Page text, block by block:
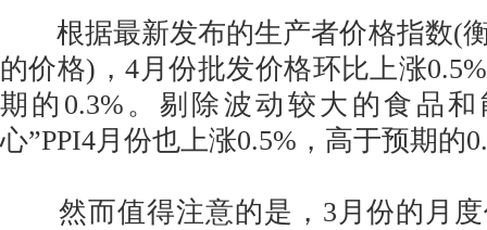
根据最新发布的生产者价格指数(
的价格)，4月份批发价格环比上涨
期的0.3%。剔除波动较大的食品
心”PPI4月份也上涨0.5%，高于预期的
然而值得注意的是，3月份的月度